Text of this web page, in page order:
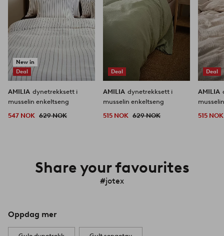
New in
Deal
AMILIA dynetrekksett i
musselin enkeltseng
547 NOK 629 NOK
Deal
AMILIA dynetrekksett i
musselin enkeltseng
515 NOK 629 NOK
Deal
AMILIA
515 NOK
Share your favourites
#jotex
Oppdag mer